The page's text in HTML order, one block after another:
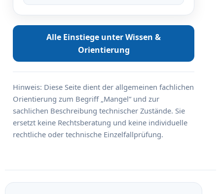
Alle Einstiege unter Wissen &
Orientierung
Hinweis: Diese Seite dient der allgemeinen fachlichen
Orientierung zum Begriff „Mangel“ und zur
sachlichen Beschreibung technischer Zustände. Sie
ersetzt keine Rechtsberatung und keine individuelle
rechtliche oder technische Einzelfallprüfung.